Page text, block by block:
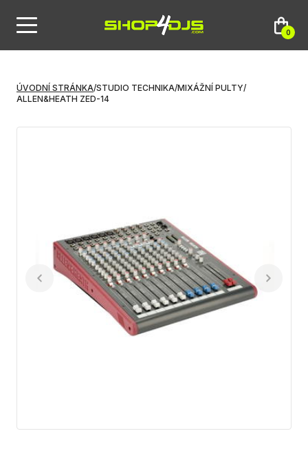
0
ÚVODNÍ STRÁNKA/STUDIO TECHNIKA/MIXÁŽNÍ PULTY/
ALLEN&HEATH ZED-14